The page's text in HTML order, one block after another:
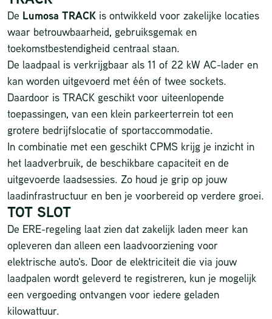
De Lumosa TRACK is ontwikkeld voor zakelijke locaties
waar betrouwbaarheid, gebruiksgemak en
toekomstbestendigheid centraal staan.
De laadpaal is verkrijgbaar als 11 of 22 kW AC-lader en
kan worden uitgevoerd met één of twee sockets.
Daardoor is TRACK geschikt voor uiteenlopende
toepassingen, van een klein parkeerterrein tot een
grotere bedrijfslocatie of sportaccommodatie.
In combinatie met een geschikt CPMS krijg je inzicht in
het laadverbruik, de beschikbare capaciteit en de
uitgevoerde laadsessies. Zo houd je grip op jouw
laadinfrastructuur en ben je voorbereid op verdere groei.
TOT SLOT
De ERE-regeling laat zien dat zakelijk laden meer kan
opleveren dan alleen een laadvoorziening voor
elektrische auto's. Door de elektriciteit die via jouw
laadpalen wordt geleverd te registreren, kun je mogelijk
een vergoeding ontvangen voor iedere geladen
kilowattuur.